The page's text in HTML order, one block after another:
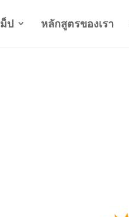
ป หลักสูตรของเรา